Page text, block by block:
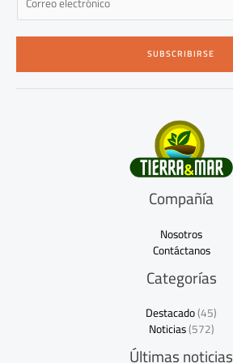
a
i
*
SUBSCRIBIRSE
Compañía
Nosotros
Contáctanos
Categorías
Destacado(45)
Noticias(572)
Últimas noticias